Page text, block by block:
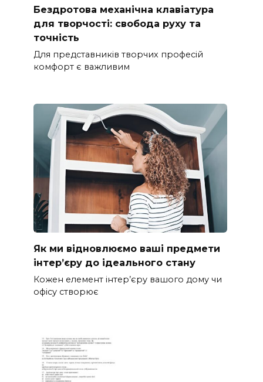
Бездротова механічна клавіатура
для творчості: свобода руху та
точність
Для представників творчих професій
комфорт є важливим
Як ми відновлюємо ваші предмети
інтер’єру до ідеального стану
Кожен елемент інтер’єру вашого дому чи
офісу створює